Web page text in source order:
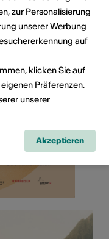
zur Personalisierung
unserer Werbung
auf
klicken Sie auf
Präferenzen.
unserer
Akzeptieren